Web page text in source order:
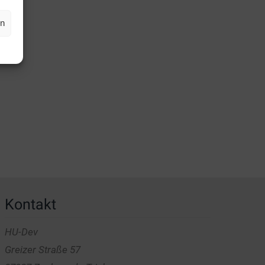
Kontakt
HU-Dev
Greizer Straße 57